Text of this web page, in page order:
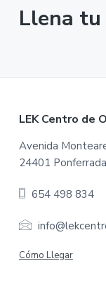
Llena
LEK Centro de
Avenida
24401
654 498 834
Cómo Llegar